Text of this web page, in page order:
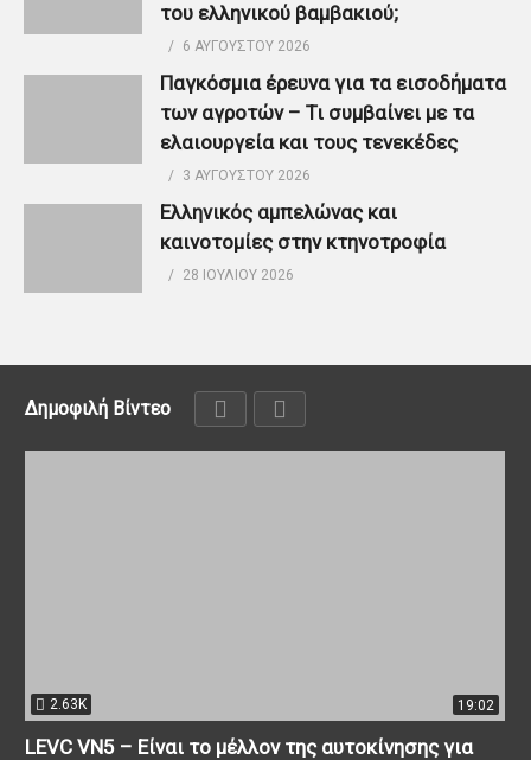
του ελληνικού βαμβακιού;
6 ΑΥΓΟΎΣΤΟΥ 2026
Παγκόσμια έρευνα για τα εισοδήματα
των αγροτών – Τι συμβαίνει με τα
ελαιουργεία και τους τενεκέδες
3 ΑΥΓΟΎΣΤΟΥ 2026
Ελληνικός αμπελώνας και
καινοτομίες στην κτηνοτροφία
28 ΙΟΥΛΊΟΥ 2026
Δημοφιλή Βίντεο
2.63K 19:02
LEVC VN5 – Είναι το μέλλον της αυτοκίνησης για